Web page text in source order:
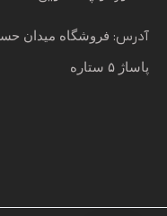
آدرس:
پاساژ ۵ ستاره